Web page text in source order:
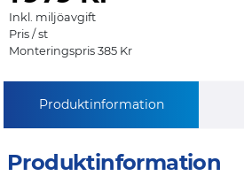
Inkl. miljöavgift
Pris / st
Monteringspris 385 Kr
Produktinformation
Produktinformation